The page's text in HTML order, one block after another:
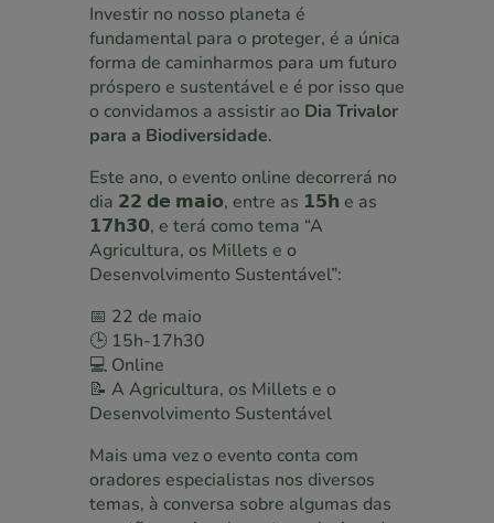
Investir no nosso planeta é
fundamental para o proteger, é a única
forma de caminharmos para um futuro
próspero e sustentável e é por isso que
o convidamos a assistir ao Dia Trivalor
para a Biodiversidade.
Este ano, o evento online decorrerá no
dia 𝟮𝟮 𝗱𝗲 𝗺𝗮𝗶𝗼, entre as 𝟭𝟱𝗵 e as
𝟭𝟳𝗵𝟯𝟬, e terá como tema “A
Agricultura, os Millets e o
Desenvolvimento Sustentável”:
📅 22 de maio
🕒 15h-17h30
💻 Online
📝 A Agricultura, os Millets e o
Desenvolvimento Sustentável
Mais uma vez o evento conta com
oradores especialistas nos diversos
temas, à conversa sobre algumas das